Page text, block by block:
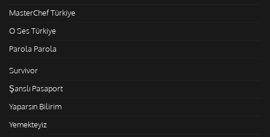
MasterChef Türkiye
O Ses Türkiye
Parola Parola
Survivor
Şanslı Pasaport
Yaparsın Bilirim
Yemekteyiz